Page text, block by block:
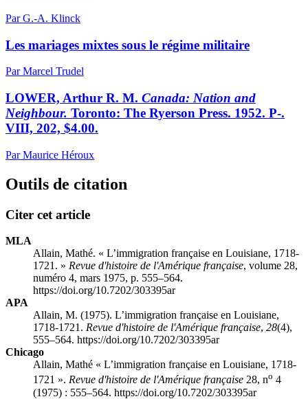
Par G.-A. Klinck
Les mariages mixtes sous le régime militaire
Par Marcel Trudel
LOWER, Arthur R. M. Canada: Nation and
Neighbour. Toronto: The Ryerson Press. 1952. P-.
VIII, 202, $4.00.
Par Maurice Héroux
Outils de citation
Citer cet article
MLA
Allain, Mathé. « L’immigration française en Louisiane, 1718-
1721. » Revue d'histoire de l'Amérique française, volume 28,
numéro 4, mars 1975, p. 555–564.
https://doi.org/10.7202/303395ar
APA
Allain, M. (1975). L’immigration française en Louisiane,
1718-1721. Revue d'histoire de l'Amérique française, 28(4),
555–564. https://doi.org/10.7202/303395ar
Chicago
Allain, Mathé « L’immigration française en Louisiane, 1718-
1721 ». Revue d'histoire de l'Amérique française 28, no 4
(1975) : 555–564. https://doi.org/10.7202/303395ar